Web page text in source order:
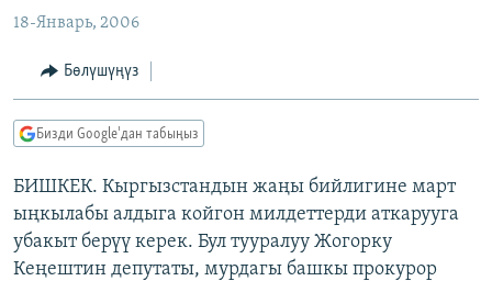
МАДАНИЯТ
ТВ ПРОГРАММАЛАР
БҮГҮН АЗАТТЫКТА
ДАНИСТЕ
ЭЖЕ-СИҢДИЛЕР
АЗАТТЫК+
ПОДКАСТ
ОНЛАЙН ШЕРИНЕ
18-Январь, 2006
Бөлүшүңүз
Бизди Google'дан табыңыз
БИШКЕК. Кыргызстандын жаңы бийлигине март
ыңкылабы алдыга койгон милдеттерди аткарууга
убакыт берүү керек. Бул тууралуу Жогорку
Кеңештин депутаты, мурдагы башкы прокурор